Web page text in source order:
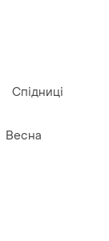
Спідниці
Весна